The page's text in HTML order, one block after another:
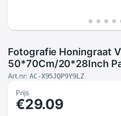
Fotografie Honingraat
50*70Cm/20*28Inch
Studio Strobe Paraplu
Art.nr: AC-X95JQP9Y9LZ
Prijs
€29.09